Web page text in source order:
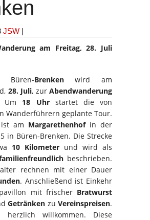
JSW |
am Freitag, 28. Juli
Brenkenwird am
28. Juli, zur Abendwanderung
Um 18 Uhrstartet die von
Wanderführern geplante Tour.
ist am Margarethenhofin der
in Büren-Brenken. Die Strecke
10 Kilometer und wird als
beschrieben.
rechnen mit einer Dauer
. Anschließend ist Einkehr
mit frischer Bratwurst
Getränken zuVereinspreisen.
herzlich willkommen. Diese